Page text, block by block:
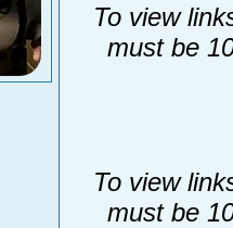
To view
must be
To view
must be